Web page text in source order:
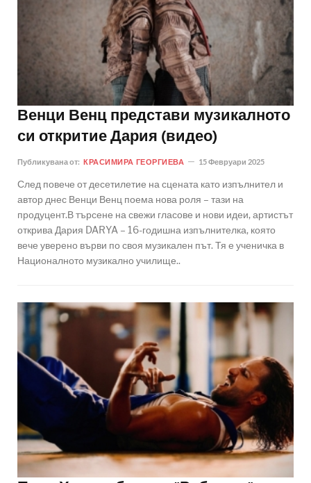
Венци Венц представи музикалното
си откритие Дария (видео)
Публикувана от: КРАСИМИРА ГЕОРГИЕВА 15 Февруари 2025
След повече от десетилетие на сцената като изпълнител и
автор днес Венци Венц поема нова роля – тази на
продуцент.В търсене на свежи гласове и нови идеи, артистът
открива Дария DARYA – 16-годишна изпълнителка, която
вече уверено върви по своя музикален път. Тя е ученичка в
Националното музикално училище..